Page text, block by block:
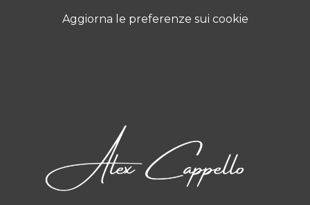
Aggiorna le preferenze sui cookie